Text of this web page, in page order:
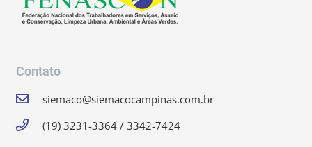
Contato
siemaco@siemacocampinas.com.br
(19) 3231-3364 / 3342-7424